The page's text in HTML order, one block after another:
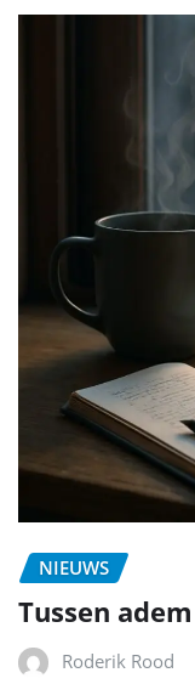
NIEUWS
Tussen
Roderik Rood